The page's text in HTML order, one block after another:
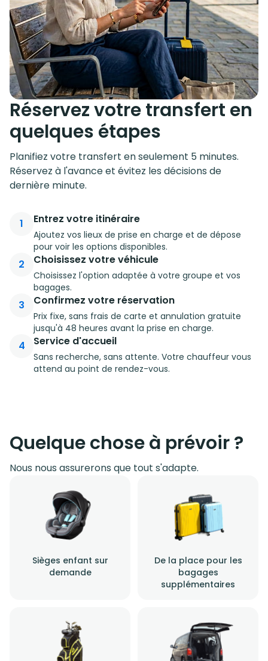
Réservez votre transfert en
quelques étapes
Planifiez votre transfert en seulement 5 minutes.
Réservez à l'avance et évitez les décisions de
dernière minute.
1 Entrez votre itinéraire
Ajoutez vos lieux de prise en charge et de dépose
pour voir les options disponibles.
2 Choisissez votre véhicule
Choisissez l'option adaptée à votre groupe et vos
bagages.
3 Confirmez votre réservation
Prix fixe, sans frais de carte et annulation gratuite
jusqu'à 48 heures avant la prise en charge.
4 Service d'accueil
Sans recherche, sans attente. Votre chauffeur vous
attend au point de rendez-vous.
Quelque chose à prévoir ?
Nous nous assurerons que tout s'adapte.
Sièges enfant sur
demande
De la place pour les
bagages
supplémentaires